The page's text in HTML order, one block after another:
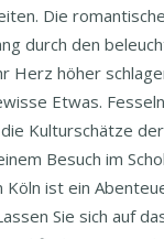
Die
durch den
Herz höher
Etwas.
Kulturschätze
Besuch im
Köln ist ein
Sie sich auf